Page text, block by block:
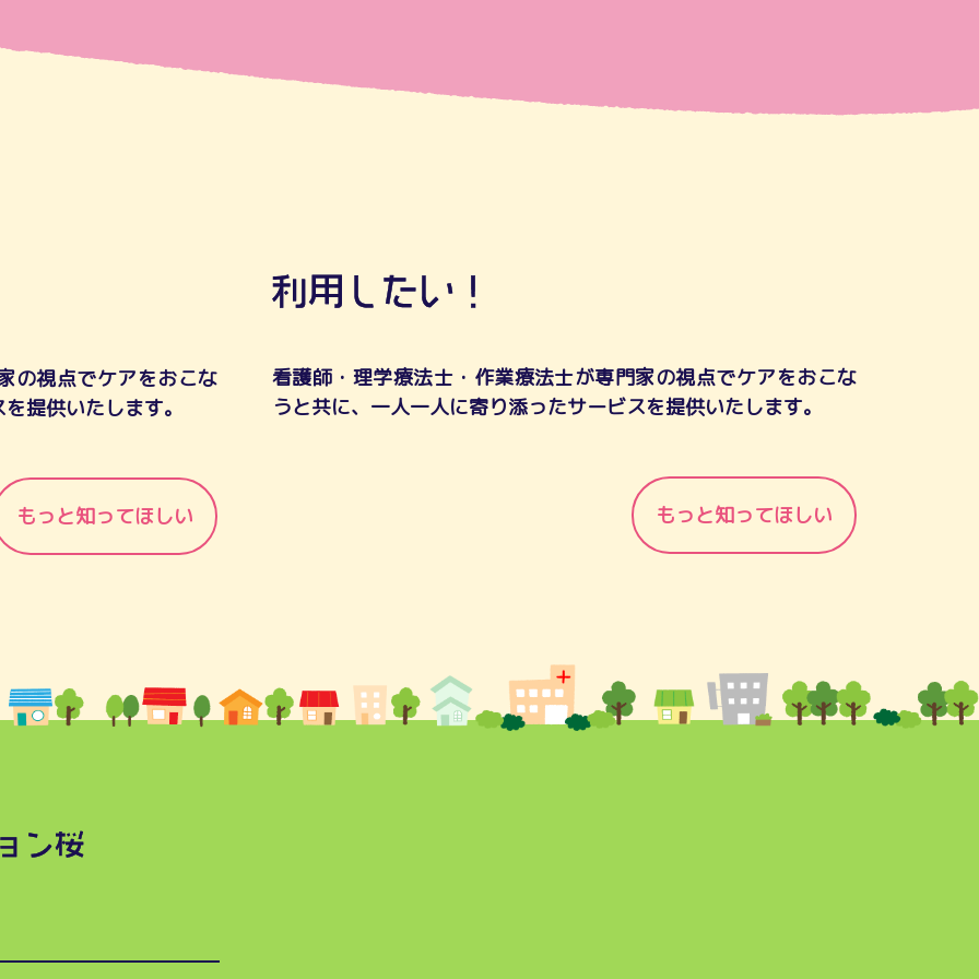
の視点でケアをおこな
提供いたします。
もっと知ってほしい
看護師・理学療法士・作業療法士が専門家の視点でケアをおこな
うと共に、一人一人に寄り添ったサービスを提供いたします。
もっと知ってほしい